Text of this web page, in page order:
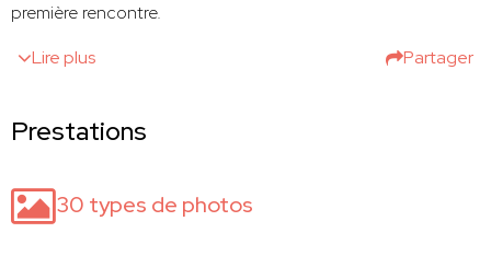
première rencontre.
Lire plus
Partager
Prestations
30 types de photos